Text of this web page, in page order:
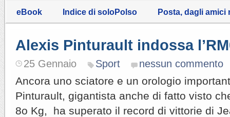
eBook Indice di soloPolso Posta, dagli amici
Alexis Pinturault indossa
25 Gennaio Sport nessun commento
Ancora uno sciatore e un orologio
Pinturault, gigantista anche di fatto visto
8o Kg, ha superato il record di vittorie di